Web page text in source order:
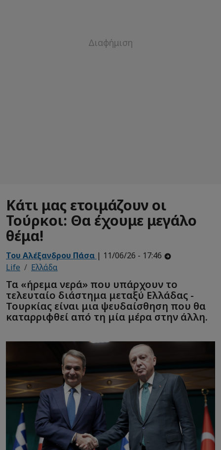
Κάτι μας ετοιμάζουν οι
Τούρκοι: Θα έχουμε μεγάλο
θέμα!
Του Αλέξανδρου Πάσα | 11/06/26 - 17:46
Life
Ελλάδα
Τα «ήρεμα νερά» που υπάρχουν το
τελευταίο διάστημα μεταξύ Ελλάδας -
Τουρκίας είναι μια ψευδαίσθηση που θα
καταρριφθεί από τη μία μέρα στην άλλη.